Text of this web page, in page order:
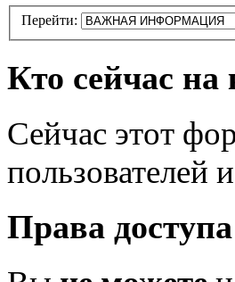
Перейти:
Кто сейчас
Сейчас этот
пользователей
Права доступа